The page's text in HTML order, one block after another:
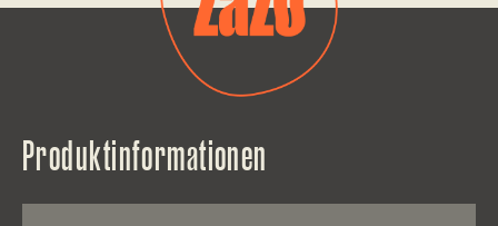
Produktinformationen